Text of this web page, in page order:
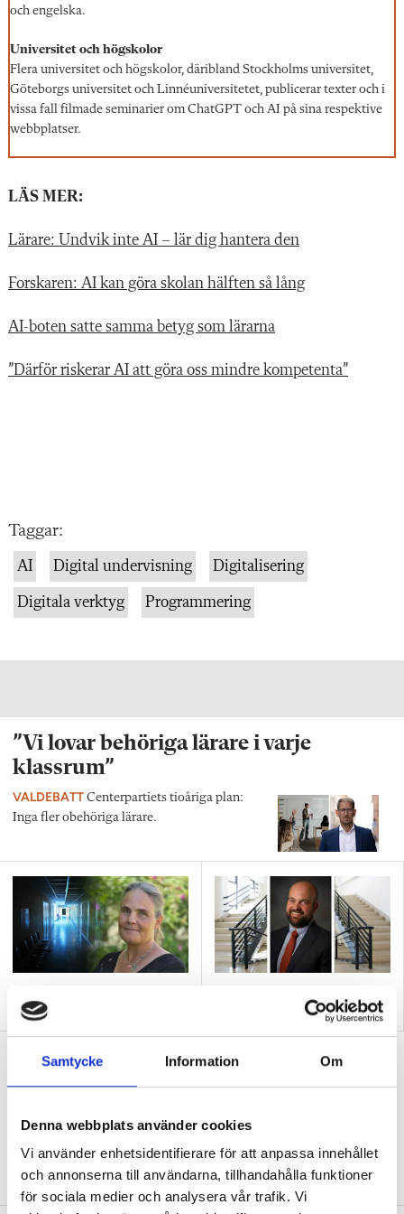
Samtycke Information Om
Denna webbplats använder cookies
Vi använder enhetsidentifierare för att anpassa innehållet
och annonserna till användarna, tillhandahålla funktioner
för sociala medier och analysera vår trafik. Vi
och engelska.
Universitet och högskolor
Flera universitet och högskolor, däribland Stockholms universitet,
Göteborgs universitet och Linnéuniversitetet, publicerar texter och i
vissa fall filmade seminarier om ChatGPT och AI på sina respektive
webbplatser.
LÄS MER:
Lärare: Undvik inte AI – lär dig hantera den
Forskaren: AI kan göra skolan hälften så lång
AI-boten satte samma betyg som lärarna
”Därför riskerar AI att göra oss mindre kompetenta”
Taggar:
AI Digital undervisning Digitalisering
Digitala verktyg Programmering
”Vi lovar behöriga lärare i varje
klassrum”
VALDEBATT Centerpartiets tioåriga plan:
Inga fler obehöriga lärare.
pyramid i skolan”
tydligt i trappan”
”Vad ska vår tid räcka till på
förskolan?”
damma, snygga upp i hallen, svara i telefon
eller ska jag vara närvarande tillsammans
med barnen?”